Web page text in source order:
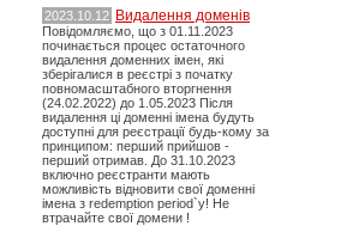
2023.10.12 Видалення доменів
Повідомляємо, що з 01.11.2023
починається процес остаточного
видалення доменних імен, які
зберігалися в реєстрі з початку
повномасштабного вторгнення
(24.02.2022) до 1.05.2023 Після
видалення ці доменні імена будуть
доступні для реєстрації будь-кому за
принципом: перший прийшов -
перший отримав. До 31.10.2023
включно реєстранти мають
можливість відновити свої доменні
імена з redemption period`у! Не
втрачайте свої домени !